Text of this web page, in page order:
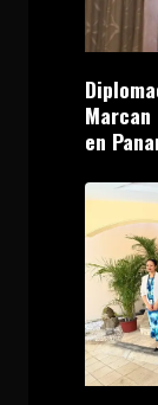
Marcan
en